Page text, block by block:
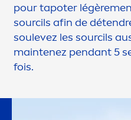
pour tapoter légèremen
sourcils afin de
soulevez les sourcils
maintenez pendant 5
fois.